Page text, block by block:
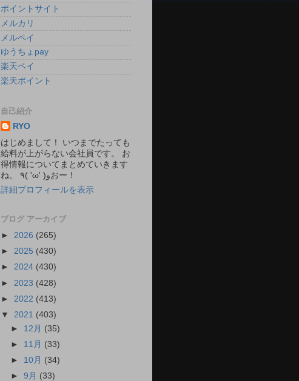
ポイントサイト
メルカリ
メルペイ
ゆうちょpay
楽天ペイ
楽天ポイント
自己紹介
RYO
はじめまして！ いつまでたっても
給料が上がらない会社員です。 お
得情報についてまとめていきます
ね。 ٩( 'ω' )وおー！
詳細プロフィールを表示
ブログ アーカイブ
► 2026 (265)
► 2025 (430)
► 2024 (430)
► 2023 (428)
► 2022 (413)
▼ 2021 (403)
► 12月 (35)
► 11月 (33)
► 10月 (34)
►9月 (33)